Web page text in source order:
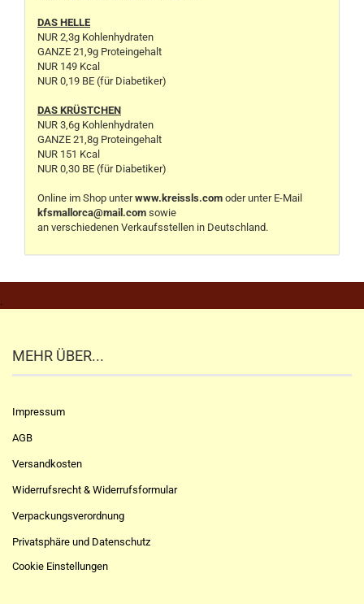
DAS HELLE
NUR 2,3g Kohlenhydraten
GANZE 21,9g Proteingehalt
NUR 149 Kcal
NUR 0,19 BE (für Diabetiker)
DAS KRÜSTCHEN
NUR 3,6g Kohlenhydraten
GANZE 21,8g Proteingehalt
NUR 151 Kcal
NUR 0,30 BE (für Diabetiker)
Online im Shop unterwww.kreissls.com oder unter E-Mail
kfsmallorca@mail.com sowie
an verschiedenen Verkaufsstellen in Deutschland.
.
MEHR ÜBER...
Impressum
AGB
Versandkosten
Widerrufsrecht & Widerrufsformular
Verpackungsverordnung
Privatsphäre und Datenschutz
Cookie Einstellungen